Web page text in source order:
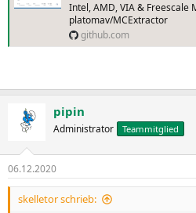
Intel, AMD, VIA & Freescale
platomav/MCExtractor
github.com
pipin
Administrator Teammitglied
06.12.2020
skelletor schrieb: